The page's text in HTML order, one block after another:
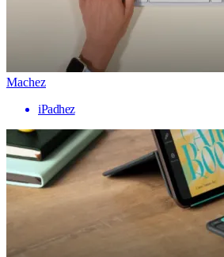
Machez
iPadhez